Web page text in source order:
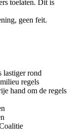
toelaten. Dit is
geen feit.
lastiger rond
regels
hand om de regels